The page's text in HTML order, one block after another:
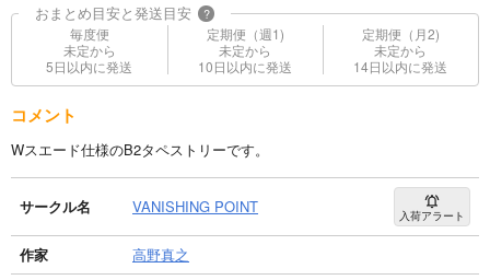
おまとめ目安と発送目安 ?
毎度便
未定から
5日以内に発送
定期便（週1)
未定から
10日以内に発送
定期便（月2)
未定から
14日以内に発送
コメント
Wスエード仕様のB2タペストリーです。
サークル名 VANISHING POINT 入荷アラート
作家
高野真之